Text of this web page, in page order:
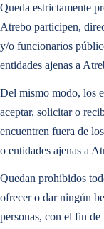
MÁS
Diseñamos y
eficiencia y la
Explore nuestro
MÁS
eficiencia y la
Caso de
Digitalización de
Queda estrictamente
Atrebo participen,
y/o funcionarios
entidades ajenas a
Del mismo modo, los
aceptar, solicitar o
encuentren fuera de
o entidades ajenas a
Quedan prohibidos
ofrecer o dar ningún
personas, con el fin